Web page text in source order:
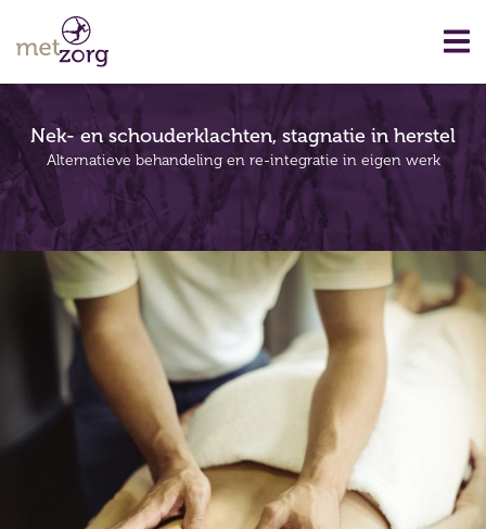
Nek- en schouderklachten, stagnatie in herstel
Alternatieve behandeling en re-integratie in eigen werk